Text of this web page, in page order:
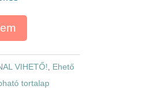
VIHETŐ!
Ehető
tortalap